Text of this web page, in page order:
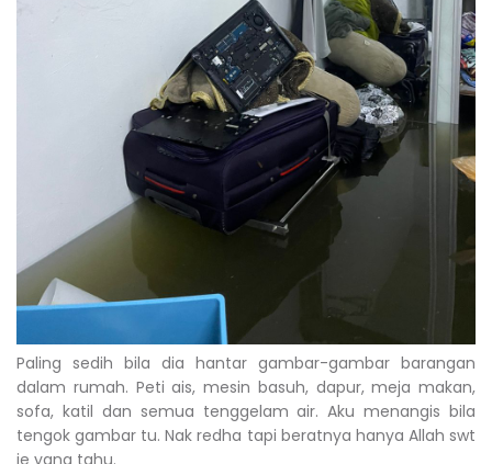
Paling sedih bila dia hantar gambar-gambar barangan
dalam rumah. Peti ais, mesin basuh, dapur, meja makan,
sofa, katil dan semua tenggelam air. Aku menangis bila
tengok gambar tu. Nak redha tapi beratnya hanya Allah swt